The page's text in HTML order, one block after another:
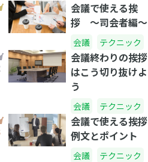
会議で使える挨
拶 〜司会者編〜
会議 テクニック
会議終わりの挨拶
はこう切り抜けよ
う
会議 テクニック
会議で使える挨拶
例文とポイント
会議 テクニック